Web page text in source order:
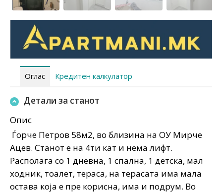
Оглас Кредитен калкулатор
Детали за станот
Опис
Ѓорче Петров 58м2, во близина на ОУ Мирче
Ацев. Станот е на 4ти кат и нема лифт.
Располага со 1 дневна, 1 спална, 1 детска, мал
ходник, тоалет, тераса, на терасата има мала
остава која е пре корисна, има и подрум. Во